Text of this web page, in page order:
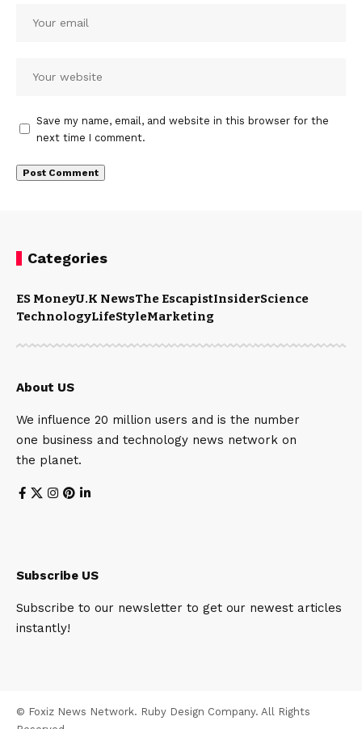
Save my name, email, and website in this browser for the
next time I comment.
Categories
ES MoneyU.K NewsThe EscapistInsiderScience
TechnologyLifeStyleMarketing
About US
We influence 20 million users and is the number
one business and technology news network on
the planet.
Subscribe US
Subscribe to our newsletter to get our newest articles
instantly!
© Foxiz News Network. Ruby Design Company. All Rights